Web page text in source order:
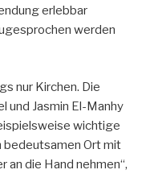
erlebbar
werden
nur Kirchen. Die
und Jasmin El-Manhy
wichtige
bedeutsamen Ort mit
an die Hand nehmen“,